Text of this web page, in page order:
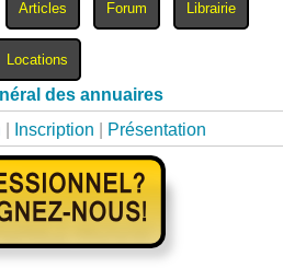
des annuaires
Inscription Présentation